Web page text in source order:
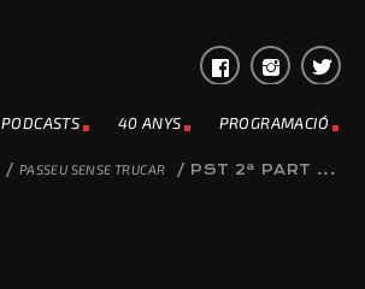
PODCASTS 40 ANYS PROGRAMACIÓ
/ PASSEU SENSE TRUCAR / PST 2ª PART ...